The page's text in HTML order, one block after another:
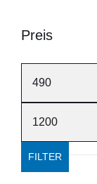
Preis
FILTER